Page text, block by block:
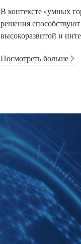
В контексте «умных
решения
высокоразвитой и
Посмотреть больше